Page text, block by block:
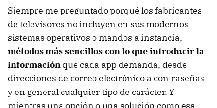
Siempre me preguntado porqué los fabricantes
de televisores no incluyen en sus modernos
sistemas operativos o mandos a instancia,
métodos más sencillos con lo que introducir la
información que cada app demanda, desde
direcciones de correo electrónico a contraseñas
y en general cualquier tipo de carácter. Y
mientras una opción o una solución como esa